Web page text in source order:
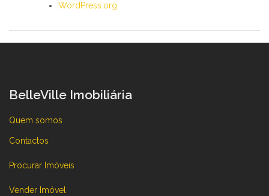
WordPress.org
BelleVille Imobiliária
Quem somos
Contactos
Procurar Imóveis
Vender Imóvel